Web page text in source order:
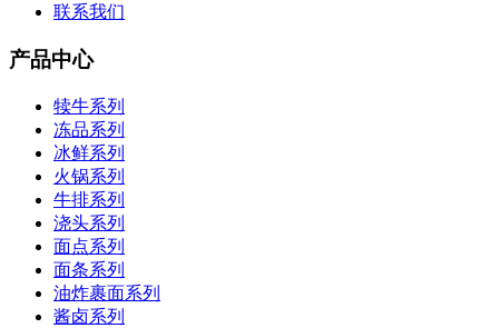
联系我们
产品中心
犊牛系列
冻品系列
冰鲜系列
火锅系列
牛排系列
浇头系列
面点系列
面条系列
油炸裹面系列
酱卤系列